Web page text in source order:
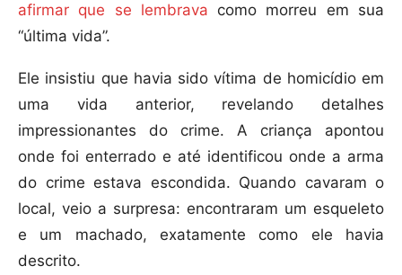
afirmar que se lembrava como morreu em sua
“última vida”.
Ele insistiu que havia sido vítima de homicídio em
uma vida anterior, revelando detalhes
impressionantes do crime. A criança apontou
onde foi enterrado e até identificou onde a arma
do crime estava escondida. Quando cavaram o
local, veio a surpresa: encontraram um esqueleto
e um machado, exatamente como ele havia
descrito.